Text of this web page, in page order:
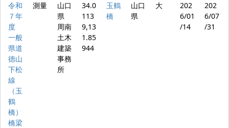
令和
７年
度
一般
県道
徳山
下松
線
（玉
鶴
橋）
橋梁
測量
山口
県
周南
土木
建築
事務
所
34.0
113
9,13
1.85
944
玉鶴
橋
山口
県
大
202
6/01
/14
202
6/07
/31